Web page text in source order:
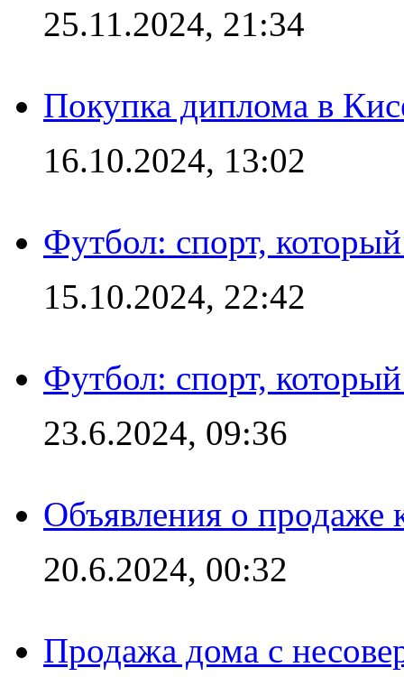
25.11.2024, 21:34
Покупка диплома в
16.10.2024, 13:02
Футбол: спорт,
15.10.2024, 22:42
Футбол: спорт,
23.6.2024, 09:36
Объявления о продаже
20.6.2024, 00:32
Продажа дома с